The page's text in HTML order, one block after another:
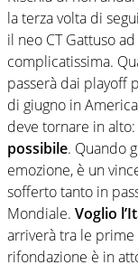
la terza volta di
il neo CT Gattuso
complicatissima.
passerà dai playoff
di giugno in
deve tornare in alto:
possibile. Quando
emozione, è un
sofferto tanto in
Mondiale. Voglio
arriverà tra le
rifondazione è in